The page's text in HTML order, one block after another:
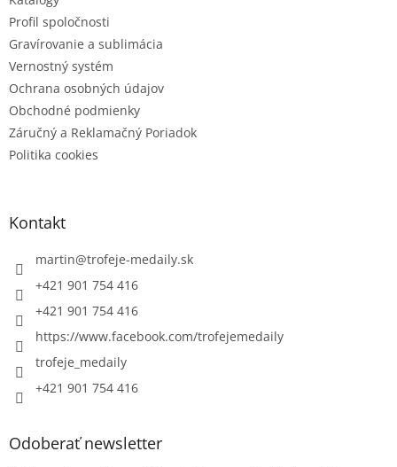
Profil spoločnosti
Gravírovanie a sublimácia
Vernostný systém
Ochrana osobných údajov
Obchodné podmienky
Záručný a Reklamačný Poriadok
Politika cookies
Kontakt
martin@trofeje-medaily.sk
+421 901 754 416
+421 901 754 416
https://www.facebook.com/trofejemedaily
trofeje_medaily
+421 901 754 416
Odoberať newsletter